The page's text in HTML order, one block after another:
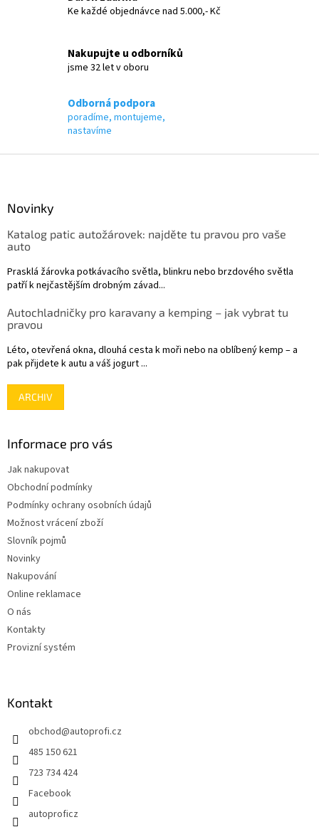
s
Ke každé objednávce nad 5.000,- Kč
Nakupujte u odborníků
jsme 32 let v oboru
Odborná podpora
poradíme, montujeme,
nastavíme
Novinky
Katalog patic autožárovek: najděte tu pravou pro vaše
auto
Prasklá žárovka potkávacího světla, blinkru nebo brzdového světla
patří k nejčastějším drobným závad...
Autochladničky pro karavany a kemping – jak vybrat tu
pravou
Léto, otevřená okna, dlouhá cesta k moři nebo na oblíbený kemp – a
pak přijdete k autu a váš jogurt ...
ARCHIV
Informace pro vás
Jak nakupovat
Obchodní podmínky
Podmínky ochrany osobních údajů
Možnost vrácení zboží
Slovník pojmů
Novinky
Nakupování
Online reklamace
O nás
Kontakty
Provizní systém
Kontakt
obchod@autoprofi.cz
485 150 621
723 734 424
Facebook
autoproficz